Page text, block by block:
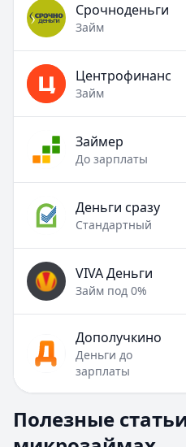
Срочноденьги
Займ
Центрофинанс
Займ
Займер
До зарплаты
Деньги сразу
Стандартный
VIVA Деньги
Займ под 0%
Дополучкино
Деньги до
зарплаты
Раздел:МФО и микрозаймы.
Займ под расписку
Полезные